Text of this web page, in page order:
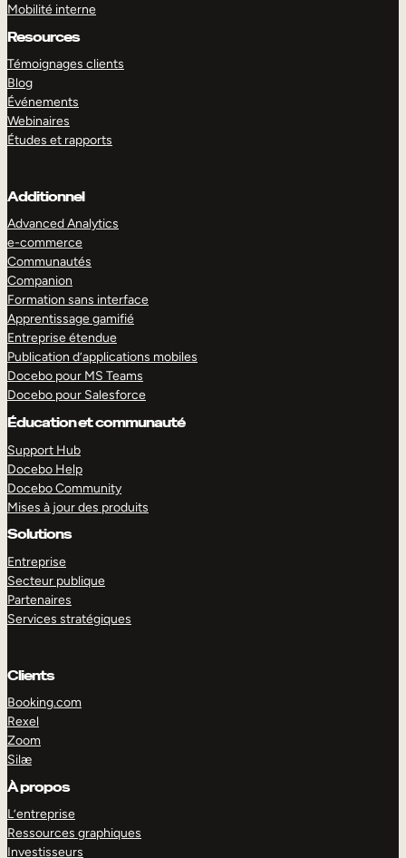
Mobilité interne
Resources
Témoignages clients
Blog
Événements
Webinaires
Études et rapports
Additionnel
Advanced Analytics
e-commerce
Communautés
Companion
Formation sans interface
Apprentissage gamifié
Entreprise étendue
Publication d’applications mobiles
Docebo pour MS Teams
Docebo pour Salesforce
Éducation et communauté
Support Hub
Docebo Help
Docebo Community
Mises à jour des produits
Solutions
Entreprise
Secteur publique
Partenaires
Services stratégiques
Clients
Booking.com
Rexel
Zoom
Silæ
À propos
L’entreprise
Ressources graphiques
Investisseurs